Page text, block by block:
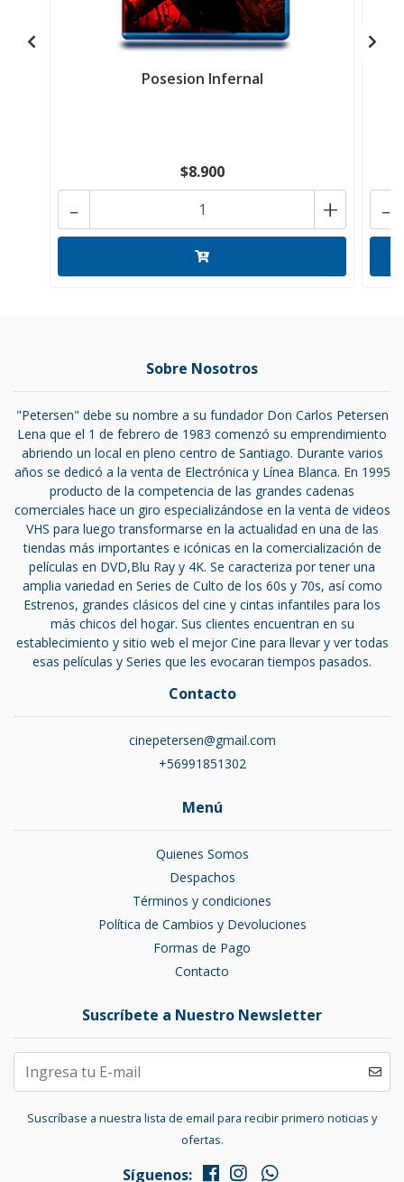
Posesion Infernal
$8.900
+
- -
Sobre Nosotros
"Petersen" debe su nombre a su fundador Don Carlos Petersen
Lena que el 1 de febrero de 1983 comenzó su emprendimiento
abriendo un local en pleno centro de Santiago. Durante varios
años se dedicó a la venta de Electrónica y Línea Blanca. En 1995
producto de la competencia de las grandes cadenas
comerciales hace un giro especializándose en la venta de videos
VHS para luego transformarse en la actualidad en una de las
tiendas más importantes e icónicas en la comercialización de
películas en DVD,Blu Ray y 4K. Se caracteriza por tener una
amplia variedad en Series de Culto de los 60s y 70s, así como
Estrenos, grandes clásicos del cine y cintas infantiles para los
más chicos del hogar. Sus clientes encuentran en su
establecimiento y sitio web el mejor Cine para llevar y ver todas
esas películas y Series que les evocaran tiempos pasados.
Contacto
cinepetersen@gmail.com
+56991851302
Menú
Quienes Somos
Despachos
Términos y condiciones
Política de Cambios y Devoluciones
Formas de Pago
Contacto
Suscríbete a Nuestro Newsletter
Suscríbase a nuestra lista de email para recibir primero noticias y
ofertas.
Síguenos: